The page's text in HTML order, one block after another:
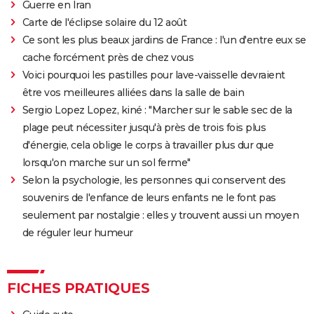
Qu'est-ce qu'on a fait au Bon Dieu 3 : une suite est-
elle prévue ?
Fratè
Les Tuche 4 : la mort de Michel Blanc a été "terrible"
pour Jean-Paul Rouve
En même temps
Les Aventures de Rabbi Jacob
L'Origine du monde
OSS 117 3 : que disent les critiques sur le film ?
Monty Python, Sacré Graal
The French Dispatch : faut-il voir le dernier Wes
Anderson ? Critiques
Gaston Lagaffe : intrigue, avis, streaming... Tout sur
l'adaptation de la BD culte
Guerre en Iran
Carte de l'éclipse solaire du 12 août
Ce sont les plus beaux jardins de France : l'un d'entre eux se
cache forcément près de chez vous
Voici pourquoi les pastilles pour lave-vaisselle devraient
être vos meilleures alliées dans la salle de bain
Sergio Lopez Lopez, kiné : "Marcher sur le sable sec de la
plage peut nécessiter jusqu'à près de trois fois plus
d'énergie, cela oblige le corps à travailler plus dur que
lorsqu'on marche sur un sol ferme"
Selon la psychologie, les personnes qui conservent des
souvenirs de l'enfance de leurs enfants ne le font pas
seulement par nostalgie : elles y trouvent aussi un moyen
de réguler leur humeur
FICHES PRATIQUES